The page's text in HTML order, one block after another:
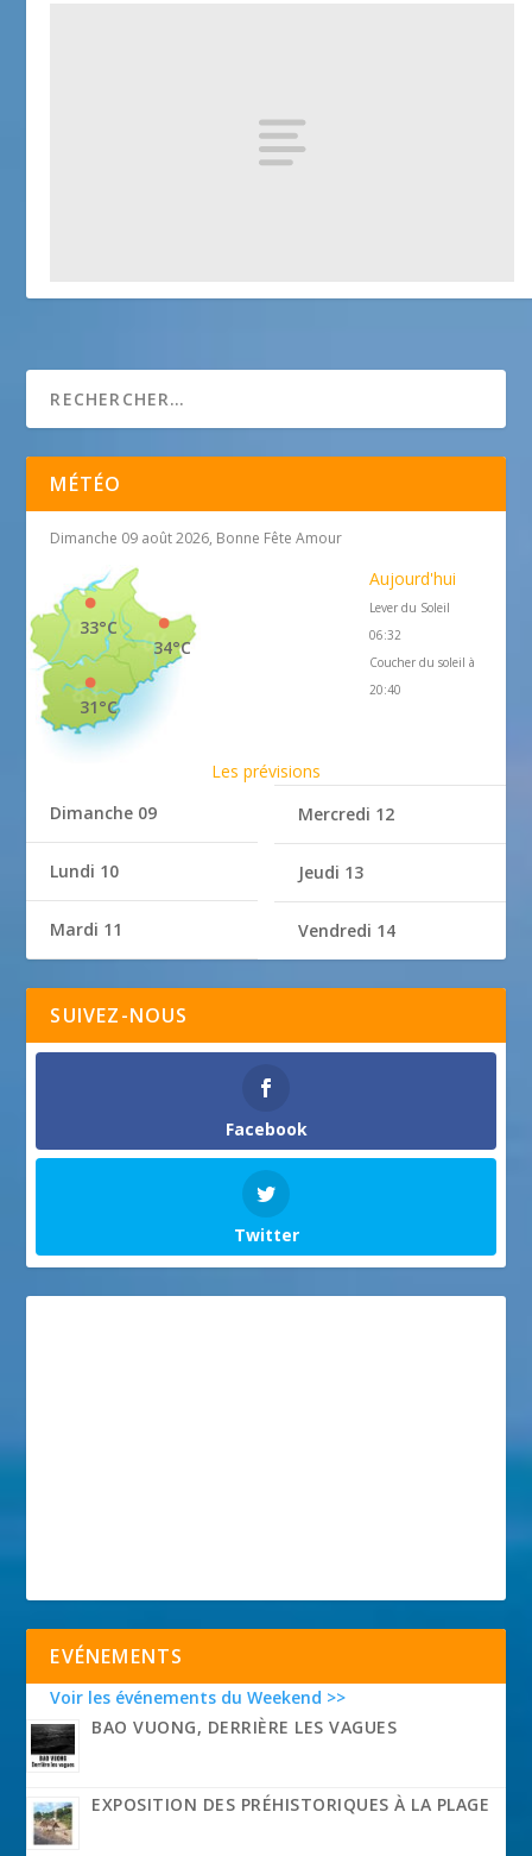
MÉTÉO
Dimanche 09 août 2026, Bonne Fête Amour
34°C
33°C
31°C
Aujourd'hui
Lever du Soleil
06:32
Coucher du soleil à
20:40
Les prévisions
Dimanche 09
Lundi 10
Mardi 11
Mercredi 12
Jeudi 13
Vendredi 14
SUIVEZ-NOUS
Facebook
Twitter
EVÉNEMENTS
Voir les événements du Weekend >>
BAO VUONG, DERRIÈRE LES VAGUES
EXPOSITION DES PRÉHISTORIQUES À LA PLAGE